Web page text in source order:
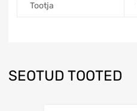
Tootja
SEOTUD TOOTED